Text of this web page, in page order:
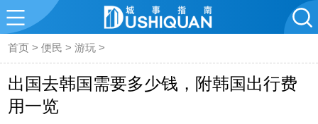
首页 >便民 >游玩 >
出国去韩国需要多少钱，附韩国出行费
用一览